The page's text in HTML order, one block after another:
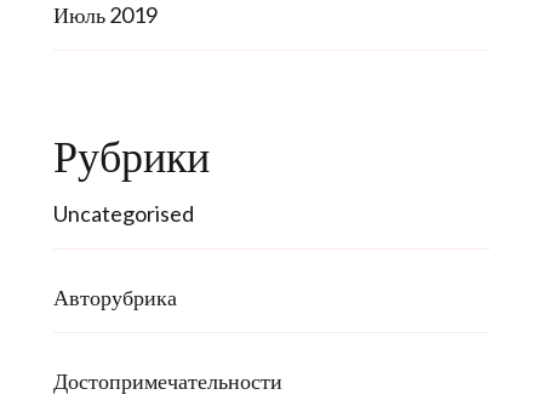
Июль 2019
Рубрики
Uncategorised
Авторубрика
Достопримечательности